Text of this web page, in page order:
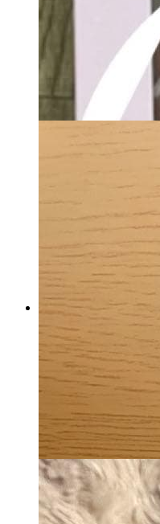
IVE show what i have
ミラー 2点セット
マイストア在庫：
61
税込
4,549
円
カートに入れる